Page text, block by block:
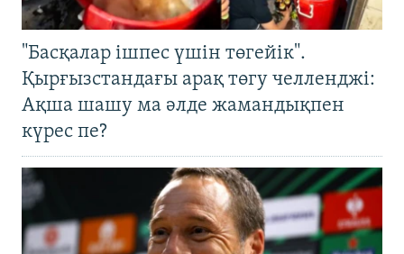
"Басқалар ішпес үшін төгейік".
Қырғызстандағы арақ төгу челленджі:
Ақша шашу ма әлде жамандықпен
күрес пе?